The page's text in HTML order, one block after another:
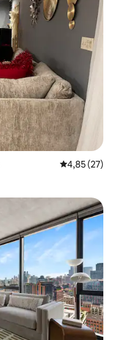
Évaluation
4,85 (27)